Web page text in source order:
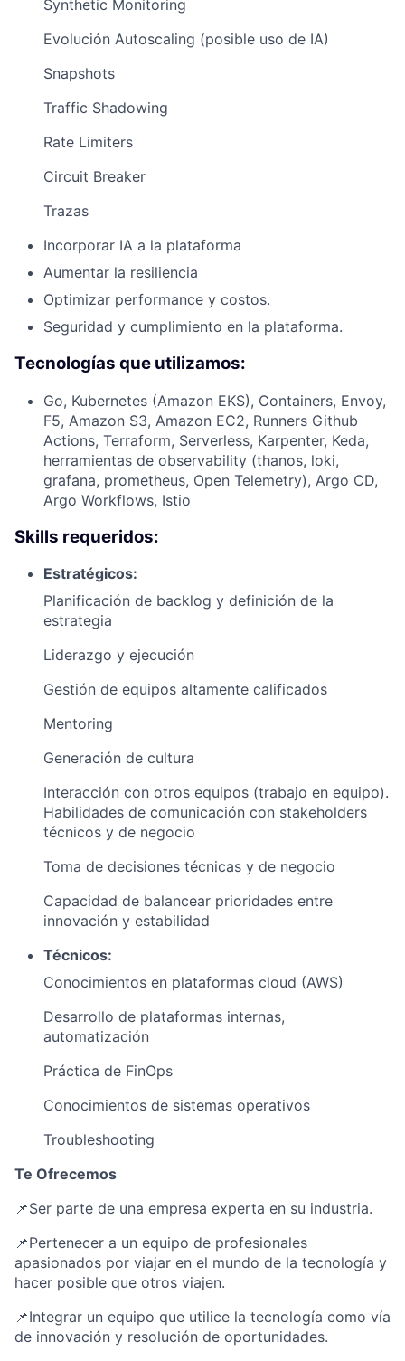
Synthetic Monitoring
Evolución Autoscaling (posible uso de IA)
Snapshots
Traffic Shadowing
Rate Limiters
Circuit Breaker
Trazas
Incorporar IA a la plataforma
Aumentar la resiliencia
Optimizar performance y costos.
Seguridad y cumplimiento en la plataforma.
Tecnologías que utilizamos:
Go, Kubernetes (Amazon EKS), Containers, Envoy,
F5, Amazon S3, Amazon EC2, Runners Github
Actions, Terraform, Serverless, Karpenter, Keda,
herramientas de observability (thanos, loki,
grafana, prometheus, Open Telemetry), Argo CD,
Argo Workflows, Istio
Skills requeridos:
Estratégicos:
Planificación de backlog y definición de la
estrategia
Liderazgo y ejecución
Gestión de equipos altamente calificados
Mentoring
Generación de cultura
Interacción con otros equipos (trabajo en equipo).
Habilidades de comunicación con stakeholders
técnicos y de negocio
Toma de decisiones técnicas y de negocio
Capacidad de balancear prioridades entre
innovación y estabilidad
Técnicos:
Conocimientos en plataformas cloud (AWS)
Desarrollo de plataformas internas,
automatización
Práctica de FinOps
Conocimientos de sistemas operativos
Troubleshooting
Te Ofrecemos
📌Ser parte de una empresa experta en su industria.
📌Pertenecer a un equipo de profesionales
apasionados por viajar en el mundo de la tecnología y
hacer posible que otros viajen.
📌Integrar un equipo que utilice la tecnología como vía
de innovación y resolución de oportunidades.